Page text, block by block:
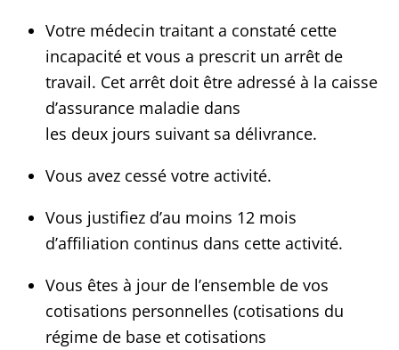
Votre médecin traitant a constaté cette
incapacité et vous a prescrit un arrêt de
travail. Cet arrêt doit être adressé à la caisse
d’assurance maladie dans
les deux jours suivant sa délivrance.
Vous avez cessé votre activité.
Vous justifiez d’au moins 12 mois
d’affiliation continus dans cette activité.
Vous êtes à jour de l’ensemble de vos
cotisations personnelles (cotisations du
régime de base et cotisations